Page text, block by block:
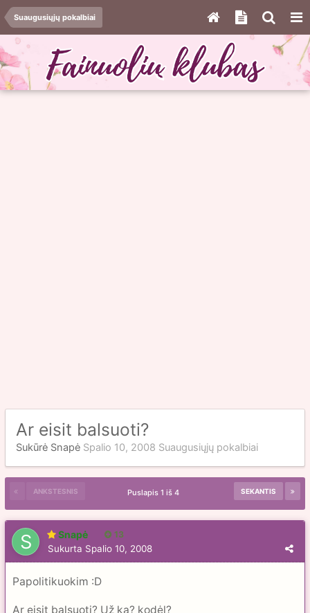
Suaugusiųjų pokalbiai
Ar eisit balsuoti?
Sukūrė Snapė Spalio 10, 2008 Suaugusiųjų pokalbiai
ANKSTESNIS SEKANTIS
Puslapis 1 iš 4
Snapė 13
Sukurta Spalio 10, 2008
Papolitikuokim :D
Ar eisit balsuoti? Už ką? kodėl?